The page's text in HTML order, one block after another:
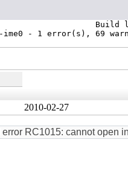
2010-02-27
RC1015: cannot open